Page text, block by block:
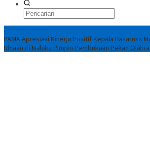
PAMA Apresiasi Kinerja Positif Kepala Basarnas
Binaan di Maluku Pimpin Pembukaan Pekan